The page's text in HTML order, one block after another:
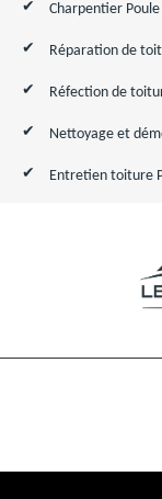
Charpentier
Réparation de
Réfection de
Nettoyage et
Entretien toiture